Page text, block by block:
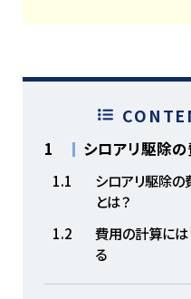
1 シロアリ駆除の
1.1
シロアリ駆除の
とは？
1.2
費用の計算には
る